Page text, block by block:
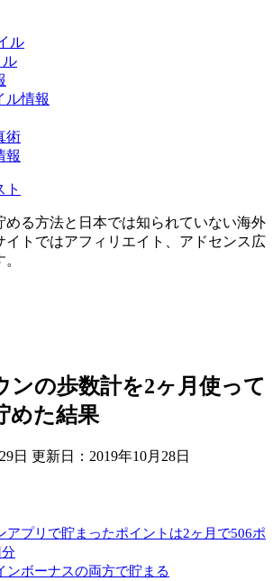
ル
ル
ル情報
術
報
ト
める方法と日本では知られていない海外
トではアフィリエイト、アドセンス広
ンの歩数計を2ヶ月使って
めた結果
日 更新日： 2019年10月28日
アプリで貯まったポイントは2ヶ月で506ポ
ンボーナスの両方で貯まる